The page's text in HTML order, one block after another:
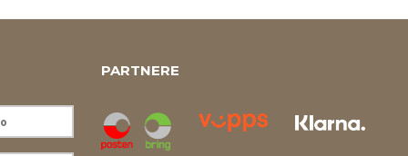
PARTNERE